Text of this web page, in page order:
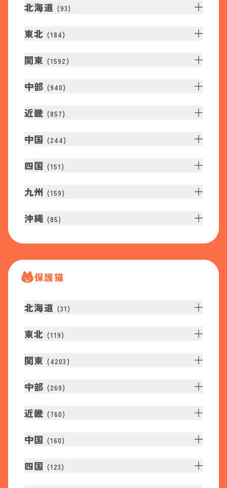
北海道 (93)
東北 (184)
関東 (1592 )
中部 (940)
近畿 (857)
中国 (244)
四国 (151 )
九州 (159)
沖縄 (85)
保護猫
北海道 (31 )
東北 (119)
関東 (4203 )
中部 (269)
近畿 (760)
中国 (160)
四国 (123)